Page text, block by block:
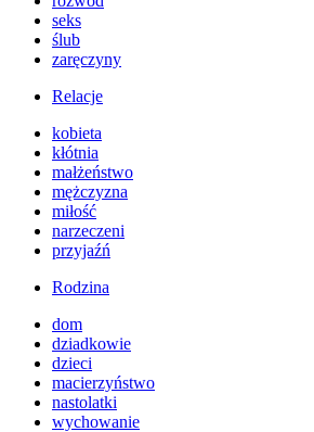
seks
ślub
zaręczyny
Relacje
kobieta
kłótnia
małżeństwo
mężczyzna
miłość
narzeczeni
przyjaźń
Rodzina
dom
dziadkowie
dzieci
macierzyństwo
nastolatki
wychowanie